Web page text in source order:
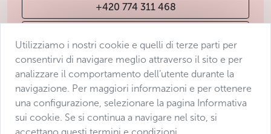
+420 774 311 468
Condizioni di vendita
Protezione dei dati
Dichiarazione di accessibilità
Utilizziamo i nostri cookie e quelli di terze parti per
consentirvi di navigare meglio attraverso il sito e per
analizzare il comportamento dell’utente durante la
navigazione. Per maggiori informazioni e per ottenere
una configurazione, selezionare la pagina Informativa
sui cookie. Se si continua a navigare nel sito, si